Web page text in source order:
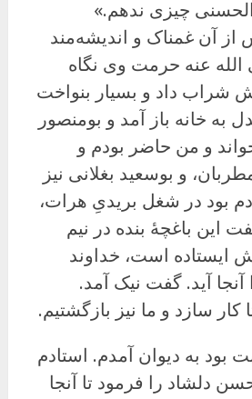
چیزی ندهم.»
آن غمناک و اندیشه‌مند
الله عنه حرمت وی نگاه
شراب داد و بسیار بنواخت
به خانه باز آمد و بومنصور
و من حاضر بودم و
و بوسعید بغلانی نیز
بود در شغل بریدیِ هرات،
این باغچهٔ بنده در نیم
است، خداوند
آید. گفت نیک آمد.
سازد و ما نیز بازگشتیم.
بود به دیوان آمدم. استادم
دلشاد را فرمود تا آنجا